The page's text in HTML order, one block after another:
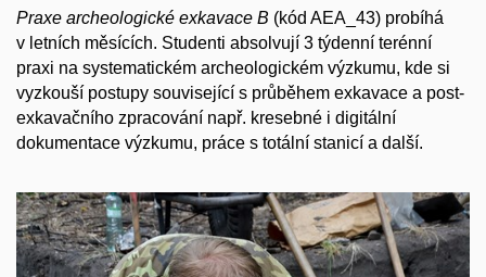
Praxe archeologické exkavace B (kód AEA_43) probíhá
v letních měsících. Studenti absolvují 3 týdenní terénní
praxi na systematickém archeologickém výzkumu, kde si
vyzkouší postupy související s průběhem exkavace a post-
exkavačního zpracování např. kresebné i digitální
dokumentace výzkumu, práce s totální stanicí a další.